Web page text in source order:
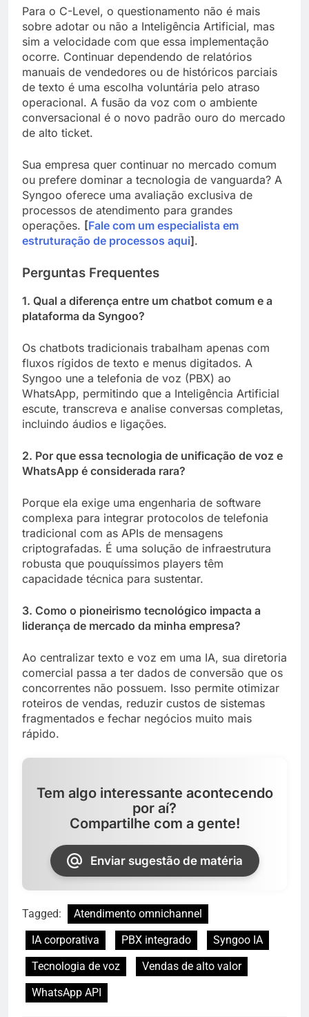
Para o C-Level, o questionamento não é mais
sobre adotar ou não a Inteligência Artificial, mas
sim a velocidade com que essa implementação
ocorre. Continuar dependendo de relatórios
manuais de vendedores ou de históricos parciais
de texto é uma escolha voluntária pelo atraso
operacional. A fusão da voz com o ambiente
conversacional é o novo padrão ouro do mercado
de alto ticket.
Sua empresa quer continuar no mercado comum
ou prefere dominar a tecnologia de vanguarda? A
Syngoo oferece uma avaliação exclusiva de
processos de atendimento para grandes
operações. [Fale com um especialista em
estruturação de processos aqui].
Perguntas Frequentes
1. Qual a diferença entre um chatbot comum e a
plataforma da Syngoo?
Os chatbots tradicionais trabalham apenas com
fluxos rígidos de texto e menus digitados. A
Syngoo une a telefonia de voz (PBX) ao
WhatsApp, permitindo que a Inteligência Artificial
escute, transcreva e analise conversas completas,
incluindo áudios e ligações.
2. Por que essa tecnologia de unificação de voz e
WhatsApp é considerada rara?
Porque ela exige uma engenharia de software
complexa para integrar protocolos de telefonia
tradicional com as APIs de mensagens
criptografadas. É uma solução de infraestrutura
robusta que pouquíssimos players têm
capacidade técnica para sustentar.
3. Como o pioneirismo tecnológico impacta a
liderança de mercado da minha empresa?
Ao centralizar texto e voz em uma IA, sua diretoria
comercial passa a ter dados de conversão que os
concorrentes não possuem. Isso permite otimizar
roteiros de vendas, reduzir custos de sistemas
fragmentados e fechar negócios muito mais
rápido.
Tem algo interessante acontecendo
por aí?
Compartilhe com a gente!
Enviar sugestão de matéria
Tagged:
Atendimento omnichannel
IA corporativa
PBX integrado
Syngoo IA
Tecnologia de voz
Vendas de alto valor
WhatsApp API